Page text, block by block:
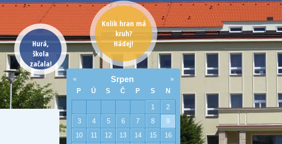
Hurá,
škola
začala!
Kolik hran má
kruh?
Hádej!
« Srpen
»
P
Ú S Č P S N
1
2
3
4 5 6 7 8
9
10
11 12 13 14 15
16